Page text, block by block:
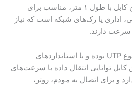
مطمئن و حرفه‌ای است. این کابل با طول ۱ متر، مناسب برای
اداری یا رک‌های شبکه است که نیاز
سرعت دارند.
کابل‌شبکه CAT6 پی‌نت از نوع UTP بوده و با استانداردهای
توانایی انتقال داده با سرعت‌های
را دارد و برای اتصال به مودم، روتر،